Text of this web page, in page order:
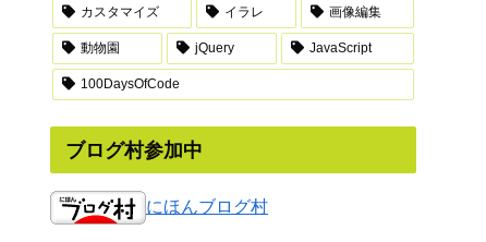
カスタマイズ イラレ 画像編集
動物園 jQuery JavaScript
100DaysOfCode
ブログ村参加中
にほんブログ村